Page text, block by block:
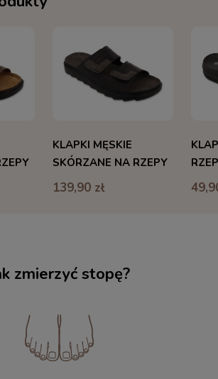
KLAPKI MĘSKIE
SKÓRZANE NA RZEPY
BEFADO HOME&GO
139,90 zł
zmierzyć stopę?